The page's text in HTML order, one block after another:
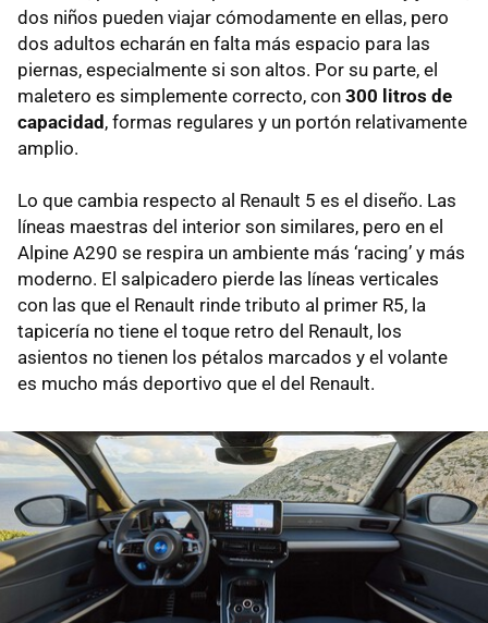
dos niños pueden viajar cómodamente en ellas, pero
dos adultos echarán en falta más espacio para las
piernas, especialmente si son altos. Por su parte, el
maletero es simplemente correcto, con 300 litros de
capacidad , formas regulares y un portón relativamente
amplio.
Lo que cambia respecto al Renault 5 es el diseño. Las
líneas maestras del interior son similares, pero en el
Alpine A290 se respira un ambiente más ‘racing’ y más
moderno. El salpicadero pierde las líneas verticales
con las que el Renault rinde tributo al primer R5, la
tapicería no tiene el toque retro del Renault, los
asientos no tienen los pétalos marcados y el volante
es mucho más deportivo que el del Renault.